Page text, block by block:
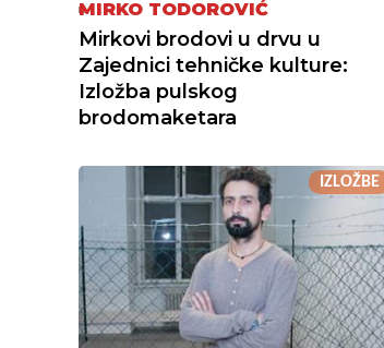
MIRKO TODOROVIĆ
Mirkovi brodovi u drvu u
Zajednici tehničke kulture:
Izložba pulskog
brodomaketara
IZLOŽBE